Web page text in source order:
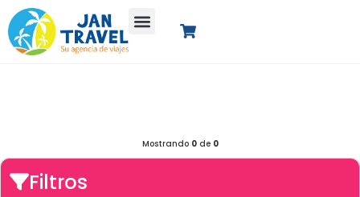
Filtros
Mostrando 0de 0